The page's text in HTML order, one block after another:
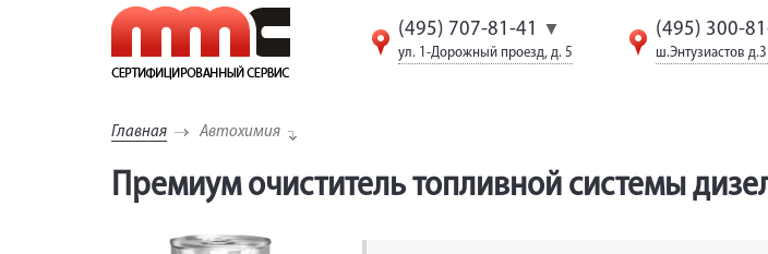
(495) 707-81-41 ▼
ул. 1-Дорожный проезд, д. 5
(495) 300-
ш.Энтузиастов
Главная Автохимия
Премиум очиститель топливной системы